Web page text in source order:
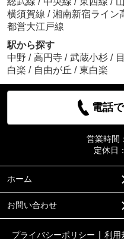
横須賀線 / 湘南新宿ライン
都営大江戸線
駅から探す
中野 / 高円寺 / 武蔵小杉 /
白楽 / 自由が丘 / 東白楽
電話
営業時間：
定休日：
ホーム
お問い合わせ
プライバシーポリシー 利用